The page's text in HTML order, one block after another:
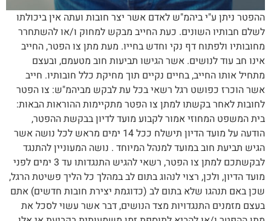
ההפטר ניתן ע"י ביהמ"ש לאדם אשר יצר חובות ועתה אין ביכולתו
לשלם חבותיו השונים. כעת החייב מבקש למחוק ו/או להשתחרר
מחובותיו ולפתוח דף נקי וחדש בחייו. מעת מתן צו הפטר, החייב
אינו חב עוד לנושים. אשר הגישו תביעות חוב מטעמם, ובעצם
מתחיל אותו החייב, בחיים נקיים תוך מחיקת כלל חובותיו. חייב
אשר הוכרז כפושט רגל רשאי בכל עת לבקש מביהמ"ש: צו הפטר
לחובות לאחר בקשתו למתן צו הפטר מתקיימות ההוראות הבאות:
בית המשפט המחוזי אמור לקבוע מועד לדיון בבקשת ההפטר,
הודעה על מועד הדיון תישלח ככל 14 ימים מראש לכל נושה אשר
הגיש תביעת חוב במועד למנהל המיוחד . נושה המעוניין להתנגד
לבקשתכם למתן צו הפטר, רשאי להגיש התנגדותו עד 3 ימים לפני
מועד הדיון, ולכן, רצוי לנהוג בתום לב במהלך כל הליך פשיטת הרגל,
שכן באם תנהגו שלא בתום לב (כדוגמת יצירת חובות חדשים) אתם
בעצם מזמנים התנגדויות מצד הנושים, דבר אשר עשוי לסכל את